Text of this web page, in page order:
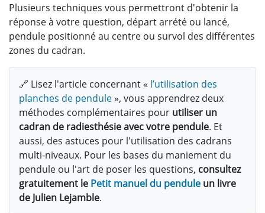
Plusieurs techniques vous permettront d'obtenir la
réponse à votre question, départ arrété ou lancé,
pendule positionné au centre ou survol des différentes
zones du cadran.
🔗 Lisez l'article concernant « l’utilisation des
planches de pendule», vous apprendrez deux
méthodes complémentaires pour utiliser un
cadran de radiesthésie avec votre pendule. Et
aussi, des astuces pour l'utilisation des cadrans
multi-niveaux. Pour les bases du maniement du
pendule ou l'art de poser les questions, consultez
gratuitement le Petit manuel du pendule un livre
de Julien Lejamble.